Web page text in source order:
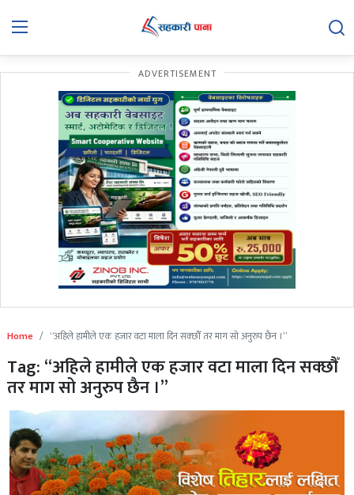
सहकारी गतिविधि
सहकारी कानुन
सम्पर्क
ADVERTISEMENT
Home “अहिले हामीले एक हजार वटा माला दिन सक्छौँ तर माग सो अनुरुप छैन ।”
Tag: “अहिले हामीले एक हजार वटा माला दिन सक्छौँ
तर माग सो अनुरुप छैन ।”